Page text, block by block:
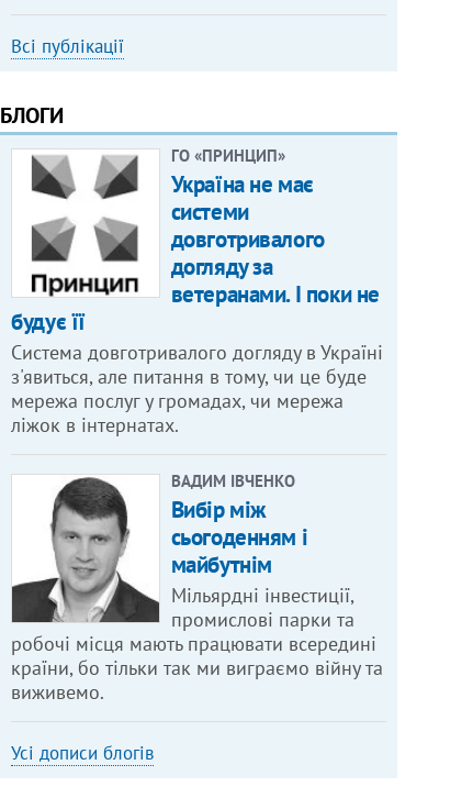
Всі публікації
БЛОГИ
ГО «ПРИНЦИП»
Україна не має
системи
довготривалого
догляду за
ветеранами. І поки не
будує її
Система довготривалого догляду в Україні
з'явиться, але питання в тому, чи це буде
мережа послуг у громадах, чи мережа
ліжок в інтернатах.
ВАДИМ ІВЧЕНКО
Вибір між
сьогоденням і
майбутнім
Мільярдні інвестиції,
промислові парки та
робочі місця мають працювати всередині
країни, бо тільки так ми виграємо війну та
виживемо.
Усі дописи блогів